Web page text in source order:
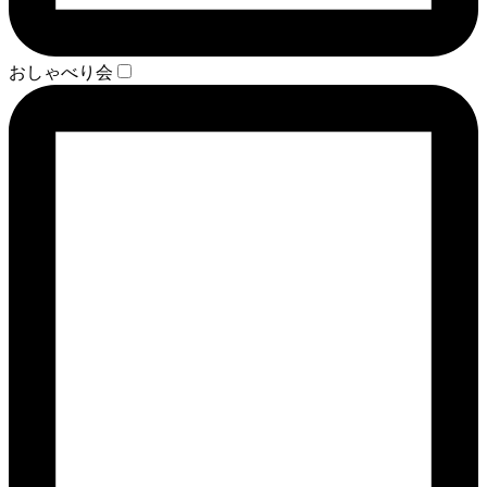
おしゃべり会